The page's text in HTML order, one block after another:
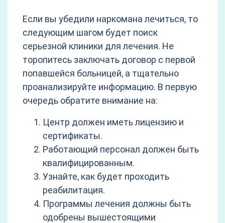
Если вы убедили наркомана лечиться, то
следующим шагом будет поиск
серьезной клиники для лечения. Не
торопитесь заключать договор с первой
попавшейся больницей, а тщательно
проанализируйте информацию. В первую
очередь обратите внимание на:
Центр должен иметь лицензию и
сертификаты.
Работающий персонал должен быть
квалифицированным.
Узнайте, как будет проходить
реабилитация.
Программы лечения должны быть
одобрены вышестоящими